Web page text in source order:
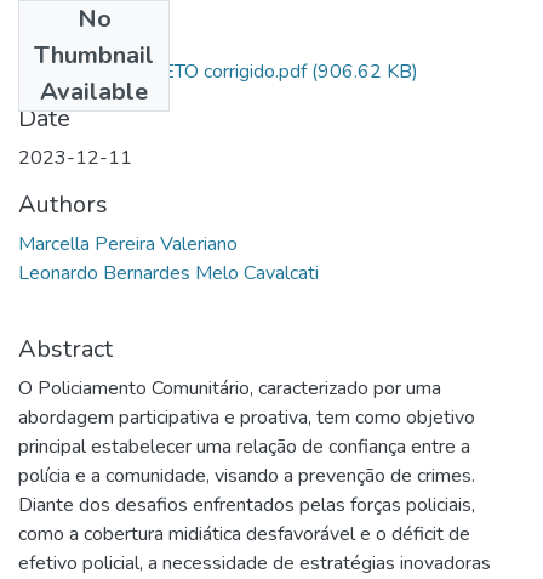
No
Thumbnail
Available
ARTIGO COMPLETO corrigido.pdf(906.62 KB)
Date
2023-12-11
Authors
Marcella Pereira Valeriano
Leonardo Bernardes Melo Cavalcati
Abstract
O Policiamento Comunitário, caracterizado por uma
abordagem participativa e proativa, tem como objetivo
principal estabelecer uma relação de confiança entre a
polícia e a comunidade, visando a prevenção de crimes.
Diante dos desafios enfrentados pelas forças policiais,
como a cobertura midiática desfavorável e o déficit de
efetivo policial, a necessidade de estratégias inovadoras